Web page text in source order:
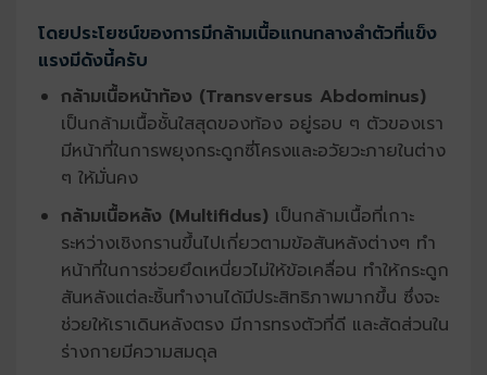
โดยประโยชน์ของการมีกล้ามเนื้อแกนกลางลำตัวที่แข็ง
แรงมีดังนี้ครับ
กล้ามเนื้อหน้าท้อง (Transversus Abdominus)
เป็นกล้ามเนื้อชั้นใสสุดของท้อง อยู่รอบ ๆ ตัวของเรา
มีหน้าที่ในการพยุงกระดูกซี่โครงและอวัยวะภายในต่าง
ๆ ให้มั่นคง
กล้ามเนื้อหลัง (Multifidus) เป็นกล้ามเนื้อที่เกาะ
ระหว่างเชิงกรานขึ้นไปเกี่ยวตามข้อสันหลังต่างๆ ทำ
หน้าที่ในการช่วยยึดเหนี่ยวไม่ให้ข้อเคลื่อน ทำให้กระดูก
สันหลังแต่ละชิ้นทำงานได้มีประสิทธิภาพมากขึ้น ซึ่งจะ
ช่วยให้เราเดินหลังตรง มีการทรงตัวที่ดี และสัดส่วนใน
ร่างกายมีความสมดุล